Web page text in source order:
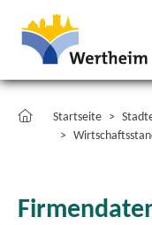
Startseite